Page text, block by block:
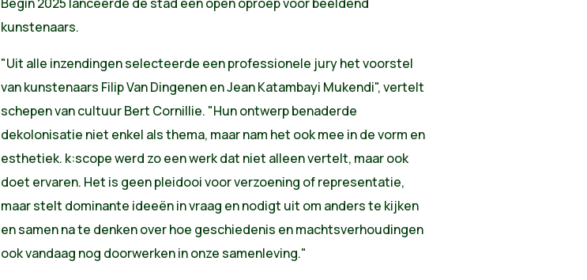
Begin 2025 lanceerde de stad een open oproep voor beeldend
kunstenaars.
"Uit alle inzendingen selecteerde een professionele jury het voorstel
van kunstenaars Filip Van Dingenen en Jean Katambayi Mukendi", vertelt
schepen van cultuur Bert Cornillie. "Hun ontwerp benaderde
dekolonisatie niet enkel als thema, maar nam het ook mee in de vorm en
esthetiek. k:scope werd zo een werk dat niet alleen vertelt, maar ook
doet ervaren. Het is geen pleidooi voor verzoening of representatie,
maar stelt dominante ideeën in vraag en nodigt uit om anders te kijken
en samen na te denken over hoe geschiedenis en machtsverhoudingen
ook vandaag nog doorwerken in onze samenleving."